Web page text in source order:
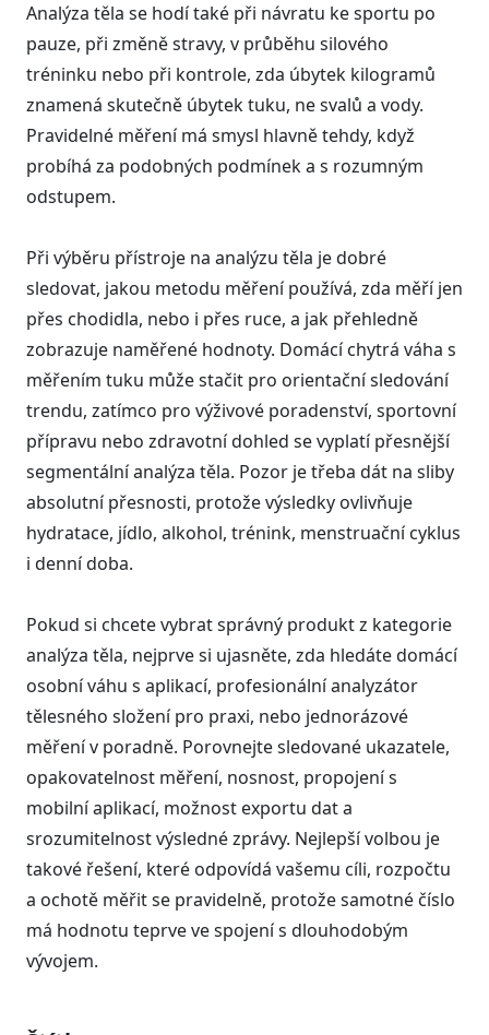
Analýza těla se hodí také při návratu ke sportu po
pauze, při změně stravy, v průběhu silového
tréninku nebo při kontrole, zda úbytek kilogramů
znamená skutečně úbytek tuku, ne svalů a vody.
Pravidelné měření má smysl hlavně tehdy, když
probíhá za podobných podmínek a s rozumným
odstupem.
Při výběru přístroje na analýzu těla je dobré
sledovat, jakou metodu měření používá, zda měří jen
přes chodidla, nebo i přes ruce, a jak přehledně
zobrazuje naměřené hodnoty. Domácí chytrá váha s
měřením tuku může stačit pro orientační sledování
trendu, zatímco pro výživové poradenství, sportovní
přípravu nebo zdravotní dohled se vyplatí přesnější
segmentální analýza těla. Pozor je třeba dát na sliby
absolutní přesnosti, protože výsledky ovlivňuje
hydratace, jídlo, alkohol, trénink, menstruační cyklus
i denní doba.
Pokud si chcete vybrat správný produkt z kategorie
analýza těla, nejprve si ujasněte, zda hledáte domácí
osobní váhu s aplikací, profesionální analyzátor
tělesného složení pro praxi, nebo jednorázové
měření v poradně. Porovnejte sledované ukazatele,
opakovatelnost měření, nosnost, propojení s
mobilní aplikací, možnost exportu dat a
srozumitelnost výsledné zprávy. Nejlepší volbou je
takové řešení, které odpovídá vašemu cíli, rozpočtu
a ochotě měřit se pravidelně, protože samotné číslo
má hodnotu teprve ve spojení s dlouhodobým
vývojem.